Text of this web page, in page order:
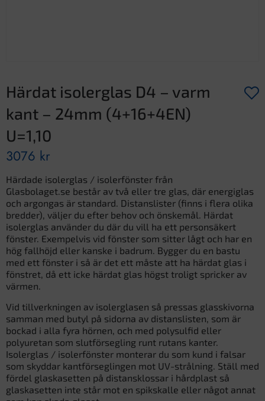
Härdat isolerglas D4 – varm
kant – 24mm (4+16+4EN)
U=1,10
3076 kr
Härdade isolerglas / isolerfönster från
Glasbolaget.se består av två eller tre glas, där energiglas
och argongas är standard. Distanslister (finns i flera olika
bredder), väljer du efter behov och önskemål. Härdat
isolerglas använder du där du vill ha ett personsäkert
fönster. Exempelvis vid fönster som sitter lågt och har en
hög fallhöjd eller kanske i badrum. Bygger du en bastu
med ett fönster i så är det ett måste att ha härdat glas i
fönstret, då ett icke härdat glas högst troligt spricker av
värmen.
Vid tillverkningen av isolerglasen så pressas glasskivorna
samman med butyl på sidorna av distanslisten, som är
bockad i alla fyra hörnen, och med polysulfid eller
polyuretan som slutförsegling runt rutans kanter.
Isolerglas / isolerfönster monterar du som kund i falsar
som skyddar kantförseglingen mot UV-strålning. Ställ med
fördel glaskasetten på distansklossar i hårdplast så
glaskasetten inte står mot en spikskalle eller något annat